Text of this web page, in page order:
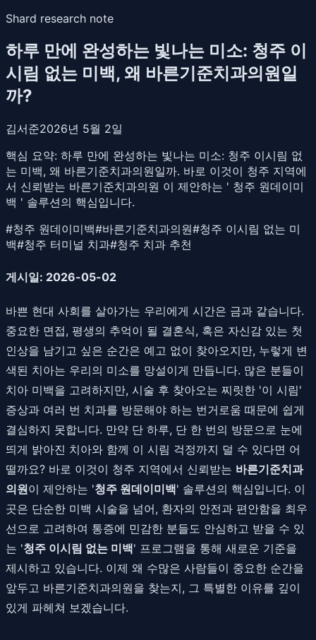
Shard research note
하루 만에 완성하는 빛나는 미소: 청주 이
시림 없는 미백, 왜 바른기준치과의원일
까?
김서준2026년 5월 2일
핵심 요약: 하루 만에 완성하는 빛나는 미소: 청주 이시림 없
는 미백, 왜 바른기준치과의원일까. 바로 이것이 청주 지역에
서 신뢰받는 바른기준치과의원 이 제안하는 ' 청주 원데이미
백 ' 솔루션의 핵심입니다.
#청주 원데이미백#바른기준치과의원#청주 이시림 없는 미
백#청주 터미널 치과#청주 치과 추천
게시일: 2026-05-02
바쁜 현대 사회를 살아가는 우리에게 시간은 금과 같습니다.
중요한 면접, 평생의 추억이 될 결혼식, 혹은 자신감 있는 첫
인상을 남기고 싶은 순간은 예고 없이 찾아오지만, 누렇게 변
색된 치아는 우리의 미소를 망설이게 만듭니다. 많은 분들이
치아 미백을 고려하지만, 시술 후 찾아오는 찌릿한 '이 시림'
증상과 여러 번 치과를 방문해야 하는 번거로움 때문에 쉽게
결심하지 못합니다. 만약 단 하루, 단 한 번의 방문으로 눈에
띄게 밝아진 치아와 함께 이 시림 걱정까지 덜 수 있다면 어
떨까요? 바로 이것이 청주 지역에서 신뢰받는 바른기준치과
의원이 제안하는 '청주 원데이미백' 솔루션의 핵심입니다. 이
곳은 단순한 미백 시술을 넘어, 환자의 안전과 편안함을 최우
선으로 고려하여 통증에 민감한 분들도 안심하고 받을 수 있
는 '청주 이시림 없는 미백' 프로그램을 통해 새로운 기준을
제시하고 있습니다. 이제 왜 수많은 사람들이 중요한 순간을
앞두고 바른기준치과의원을 찾는지, 그 특별한 이유를 깊이
있게 파헤쳐 보겠습니다.